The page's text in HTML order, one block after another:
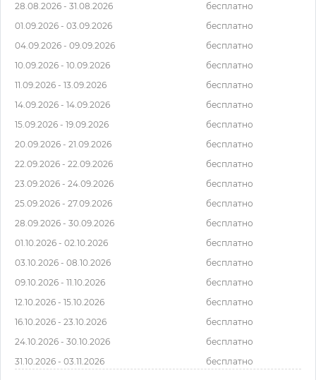
28.08.2026 - 31.08.2026
01.09.2026 - 03.09.2026
04.09.2026 - 09.09.2026
10.09.2026 - 10.09.2026
11.09.2026 - 13.09.2026
14.09.2026 - 14.09.2026
15.09.2026 - 19.09.2026
20.09.2026 - 21.09.2026
22.09.2026 - 22.09.2026
23.09.2026 - 24.09.2026
25.09.2026 - 27.09.2026
28.09.2026 - 30.09.2026
01.10.2026 - 02.10.2026
03.10.2026 - 08.10.2026
09.10.2026 - 11.10.2026
12.10.2026 - 15.10.2026
16.10.2026 - 23.10.2026
24.10.2026 - 30.10.2026
31.10.2026 - 03.11.2026
бесплатно
бесплатно
бесплатно
бесплатно
бесплатно
бесплатно
бесплатно
бесплатно
бесплатно
бесплатно
бесплатно
бесплатно
бесплатно
бесплатно
бесплатно
бесплатно
бесплатно
бесплатно
бесплатно